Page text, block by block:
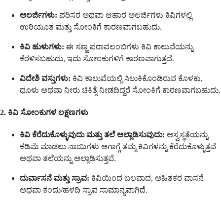
ಅಲರ್ಜಿಗಳು: ಪರಿಸರ ಅಥವಾ ಆಹಾರ ಅಲರ್ಜಿಗಳು ಕಿವಿಗಳಲ್ಲಿ
ಉರಿಯೂತ ಮತ್ತು ಸೋಂಕಿಗೆ ಕಾರಣವಾಗಬಹುದು.
ಕಿವಿ ಹುಳುಗಳು: ಈ ಸಣ್ಣ ಪರಾವಲಂಬಿಗಳು ಕಿವಿ ಕಾಲುವೆಯನ್ನು
ಕೆರಳಿಸಬಹುದು, ಇದು ಸೋಂಕುಗಳಿಗೆ ಕಾರಣವಾಗುತ್ತದೆ.
ವಿದೇಶಿ ವಸ್ತುಗಳು: ಕಿವಿ ಕಾಲುವೆಯಲ್ಲಿ ಸಿಲುಕಿಕೊಂಡಿರುವ ಕೊಳಕು,
ಧೂಳು ಅಥವಾ ನೀರು ಚಿಕಿತ್ಸೆ ನೀಡದಿದ್ದರೆ ಸೋಂಕಿಗೆ ಕಾರಣವಾಗಬಹುದು.
2. ಕಿವಿ ಸೋಂಕುಗಳ ಲಕ್ಷಣಗಳು
ಕಿವಿ ಕೆರೆದುಕೊಳ್ಳುವುದು ಮತ್ತು ತಲೆ ಅಲ್ಲಾಡಿಸುವುದು: ಅಸ್ವಸ್ಥತೆಯನ್ನು
ಕಡಿಮೆ ಮಾಡಲು ನಾಯಿಗಳು ಆಗಾಗ್ಗೆ ತಮ್ಮ ಕಿವಿಗಳನ್ನು ಕೆರೆದುಕೊಳ್ಳುತ್ತವೆ
ಅಥವಾ ತಲೆಯನ್ನು ಅಲ್ಲಾಡಿಸುತ್ತವೆ.
ದುರ್ವಾಸನೆ ಮತ್ತು ಸ್ರಾವ: ಕಿವಿಯಿಂದ ಬಲವಾದ, ಅಹಿತಕರ ವಾಸನೆ
ಅಥವಾ ಕಂದು/ಹಳದಿ ಸ್ರಾವ ಸಾಮಾನ್ಯವಾಗಿದೆ.